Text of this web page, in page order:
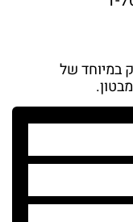
במיוחד של